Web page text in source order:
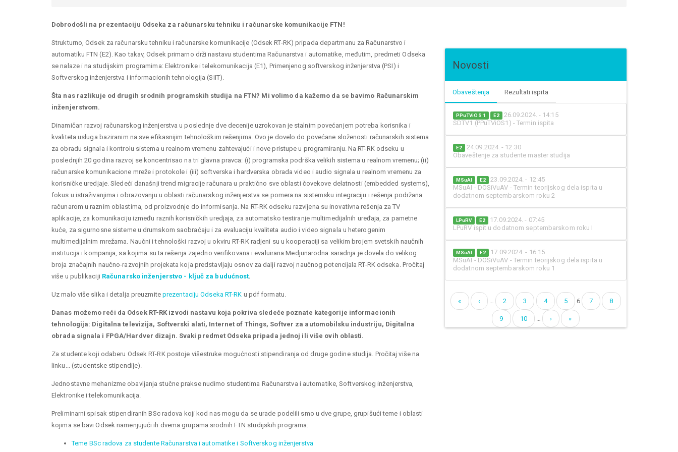
Dobrodošli na prezentaciju Odseka za računarsku tehniku i računarske komunikacije FTN!
Strukturno, Odsek za računarsku tehniku i računarske komunikacije (Odsek RT-RK) pripada departmanu za Računarstvo i
automatiku FTN (E2). Kao takav, Odsek primarno drži nastavu studentima Računarstva i automatike, međutim, predmeti Odseka
se nalaze i na studijskim programima: Elektronike i telekomunikacija (E1), Primenjenog softverskog inženjerstva (PSI) i
Softverskog inženjerstva i informacionih tehnologija (SIIT).
Šta nas razlikuje od drugih srodnih programskih studija na FTN? Mi volimo da kažemo da se bavimo Računarskim
inženjerstvom.
Dinamičan razvoj računarskog inženjerstva u poslednje dve decenije uzrokovan je stalnim povećanjem potreba korisnika i
kvaliteta usluga baziranim na sve efikasnijim tehnološkim rešenjima. Ovo je dovelo do povećane složenosti računarskih sistema
za obradu signala i kontrolu sistema u realnom vremenu zahtevajući i nove pristupe u programiranju. Na RT-RK odseku u
poslednjih 20 godina razvoj se koncentrisao na tri glavna pravca: (i) programska podrška velikih sistema u realnom vremenu; (ii)
računarske komunikacione mreže i protokole i (iii) softverska i hardverska obrada video i audio signala u realnom vremenu za
korisničke uredjaje. Sledeći današnji trend migracije računara u praktično sve oblasti čovekove delatnosti (embedded systems),
fokus u istraživanjima i obrazovanju u oblasti računarskog inženjerstva se pomera na sistemsku integraciju i rešenja podržana
računarom u raznim oblastima, od proizvodnje do informisanja. Na RT-RK odseku razvijena su inovativna rešenja za TV
aplikacije, za komunikaciju između raznih korisničkih uredjaja, za automatsko testiranje multimedijalnih uređaja, za pametne
kuće, za sigurnosne sisteme u drumskom saobraćaju i za evaluaciju kvaliteta audio i video signala u heterogenim
multimedijalnim mrežama. Naučni i tehnološki razvoj u okviru RT-RK radjeni su u kooperaciji sa velikim brojem svetskih naučnih
institucija i kompanija, sa kojima su ta rešenja zajedno verifikovana i evaluirana.Medjunarodna saradnja je dovela do velikog
broja značajnih naučno-razvojnih projekata koja predstavljaju osnov za dalji razvoj naučnog potencijala RT-RK odseka. Pročitaj
više u publikaciji Računarsko inženjerstvo - ključ za budućnost.
Uz malo više slika i detalja preuzmite prezentaciju Odseka RT-RK u pdf formatu.
Danas možemo reći da Odsek RT-RK izvodi nastavu koja pokriva sledeće poznate kategorije informacionih
tehnologija: Digitalna televizija, Softverski alati, Internet of Things, Softver za automobilsku industriju, Digitalna
obrada signala i FPGA/Hardver dizajn. Svaki predmet Odseka pripada jednoj ili više ovih oblasti.
Za studente koji odaberu Odsek RT-RK postoje višestruke mogućnosti stipendiranja od druge godine studija. Pročitaj više na
linku... (studentske stipendije).
Jednostavne mehanizme obavljanja stučne prakse nudimo studentima Računarstva i automatike, Softverskog inženjerstva,
Elektronike i telekomunikacija.
Preliminarni spisak stipendiranih BSc radova koji kod nas mogu da se urade podelili smo u dve grupe, grupišući teme i oblasti
kojima se bavi Odsek namenjujući ih dvema grupama srodnih FTN studijskih programa:
Teme BSc radova za studente Računarstva i automatike i Softverskog inženjerstva
Novosti
Obaveštenja Rezultati ispita
PPuTViOS 1 E2
26.09.2024. - 14:15
SDTV1 (PPuTViOS1) - Termin ispita
E2
24.09.2024. - 12:30
Obaveštenje za studente master studija
MSuAI E2
23.09.2024. - 12:45
MSuAI - DOSiVuAV - Termin teorijskog dela ispita u
dodatnom septembarskom roku 2
LPuRV E2
17.09.2024. - 07:45
LPuRV ispit u dodatnom septembarskom roku I
MSuAI E2
17.09.2024. - 16:15
MSuAI - DOSiVuAV - Termin teorijskog dela ispita u
dodatnom septembarskom roku 1
Pages
« ‹ … 2 3 4 5 6 7 8
9 10 … › »